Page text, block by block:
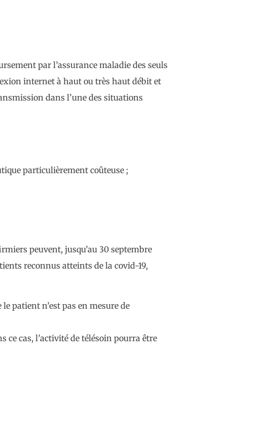
par l’assurance maladie des seuls
internet à haut ou très haut débit et
dans l’une des situations
particulièrement coûteuse ;
peuvent, jusqu’au 30 septembre
reconnus atteints de la covid-19,
patient n’est pas en mesure de
ce cas, l’activité de télésoin pourra être